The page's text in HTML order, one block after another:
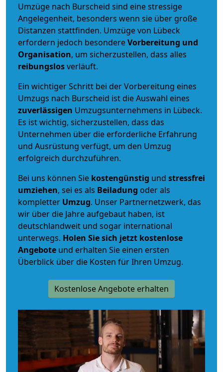
Umzüge nach Burscheid sind eine stressige
Angelegenheit, besonders wenn sie über große
Distanzen stattfinden. Umzüge von Lübeck
erfordern jedoch besondereVorbereitung und
Organisation, um sicherzustellen, dass alles
reibungslosverläuft.
Ein wichtiger Schritt bei der Vorbereitung eines
Umzugs nach Burscheid ist die Auswahl eines
zuverlässigen Umzugsunternehmens in Lübeck.
Es ist wichtig, sicherzustellen, dass das
Unternehmen über die erforderliche Erfahrung
und Ausrüstung verfügt, um den Umzug
erfolgreich durchzuführen.
Bei uns können Sie kostengünstig und stressfrei
umziehen, sei es als Beiladung oder als
kompletter Umzug. Unser Partnernetzwerk, das
wir über die Jahre aufgebaut haben, ist
deutschlandweit und sogar international
unterwegs. Holen Sie sich jetzt kostenlose
Angebote und erhalten Sie einen ersten
Überblick über die Kosten für Ihren Umzug.
Kostenlose Angebote erhalten